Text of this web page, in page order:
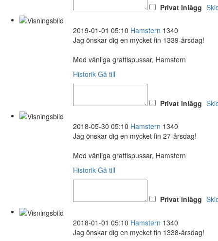
Privat inlägg
2019-01-01 05:10 Hamstern 1340
Jag önskar dig en mycket fin 1339-årsdag!
Med vänliga grattispussar, Hamstern
Historik Gå till
Privat inlägg
2018-05-30 05:10 Hamstern 1340
Jag önskar dig en mycket fin 27-årsdag!
Med vänliga grattispussar, Hamstern
Historik Gå till
Privat inlägg
2018-01-01 05:10 Hamstern 1340
Jag önskar dig en mycket fin 1338-årsdag!